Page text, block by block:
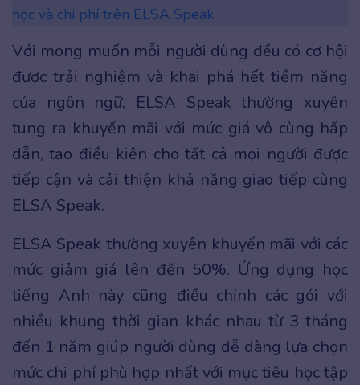
học và chi phí trên ELSA Speak
Với mong muốn mỗi người dùng đều có cơ hội
được trải nghiệm và khai phá hết tiềm năng
của ngôn ngữ, ELSA Speak thường xuyên
tung ra khuyến mãi với mức giá vô cùng hấp
dẫn, tạo điều kiện cho tất cả mọi người được
tiếp cận và cải thiện khả năng giao tiếp cùng
ELSA Speak.
ELSA Speak thường xuyên khuyến mãi với các
mức giảm giá lên đến 50%. Ứng dụng học
tiếng Anh này cũng điều chỉnh các gói với
nhiều khung thời gian khác nhau từ 3 tháng
đến 1 năm giúp người dùng dễ dàng lựa chọn
mức chi phí phù hợp nhất với mục tiêu học tập